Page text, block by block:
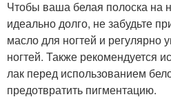
Чтобы ваша белая полоска на
идеально долго, не забудьте
масло для ногтей и регулярно
ногтей. Также рекомендуется
лак перед использованием
предотвратить пигментацию.